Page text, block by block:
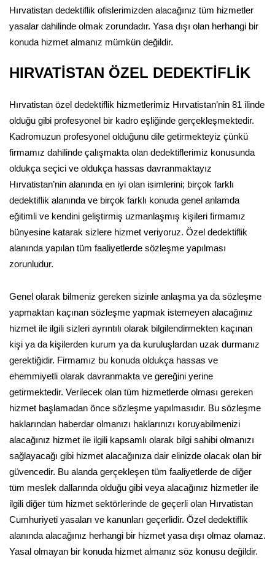
Hırvatistan dedektiflik ofislerimizden alacağınız tüm hizmetler
yasalar dahilinde olmak zorundadır. Yasa dışı olan herhangi bir
konuda hizmet almanız mümkün değildir.
HIRVATİSTAN ÖZEL DEDEKTİFLİK
Hırvatistan özel dedektiflik hizmetlerimiz Hırvatistan’nin 81 ilinde
olduğu gibi profesyonel bir kadro eşliğinde gerçekleşmektedir.
Kadromuzun profesyonel olduğunu dile getirmekteyiz çünkü
firmamız dahilinde çalışmakta olan dedektiflerimiz konusunda
oldukça seçici ve oldukça hassas davranmaktayız
Hırvatistan’nin alanında en iyi olan isimlerini; birçok farklı
dedektiflik alanında ve birçok farklı konuda genel anlamda
eğitimli ve kendini geliştirmiş uzmanlaşmış kişileri firmamız
bünyesine katarak sizlere hizmet veriyoruz. Özel dedektiflik
alanında yapılan tüm faaliyetlerde sözleşme yapılması
zorunludur.
Genel olarak bilmeniz gereken sizinle anlaşma ya da sözleşme
yapmaktan kaçınan sözleşme yapmak istemeyen alacağınız
hizmet ile ilgili sizleri ayrıntılı olarak bilgilendirmekten kaçınan
kişi ya da kişilerden kurum ya da kuruluşlardan uzak durmanız
gerektiğidir. Firmamız bu konuda oldukça hassas ve
ehemmiyetli olarak davranmakta ve gereğini yerine
getirmektedir. Verilecek olan tüm hizmetlerde olması gereken
hizmet başlamadan önce sözleşme yapılmasıdır. Bu sözleşme
haklarından haberdar olmanızı haklarınızı koruyabilmenizi
alacağınız hizmet ile ilgili kapsamlı olarak bilgi sahibi olmanızı
sağlayacağı gibi hizmet alacağınıza dair elinizde olacak olan bir
güvencedir. Bu alanda gerçekleşen tüm faaliyetlerde de diğer
tüm meslek dallarında olduğu gibi veya alacağınız hizmetler ile
ilgili diğer tüm hizmet sektörlerinde de geçerli olan Hırvatistan
Cumhuriyeti yasaları ve kanunları geçerlidir. Özel dedektiflik
alanında alacağınız herhangi bir hizmet yasa dışı olmaz olamaz.
Yasal olmayan bir konuda hizmet almanız söz konusu değildir.